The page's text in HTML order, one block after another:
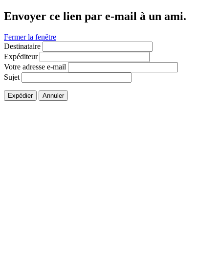
Envoyer ce lien par e-mail à un ami.
Fermer la fenêtre
Destinataire
Expéditeur
Votre adresse e-mail
Sujet
Expédier Annuler